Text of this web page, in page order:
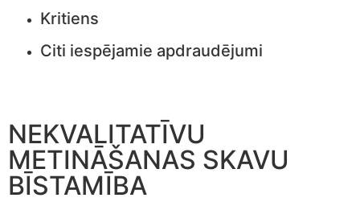
Kritiens
Citi iespējamie apdraudējumi
NEKVALITATĪVU
METINĀŠANAS SKAVU
BĪSTAMĪBA